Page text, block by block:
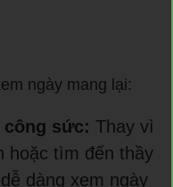
ngày mang lại:
sức: Thay vì
hoặc tìm đến thầy
dàng xem ngày